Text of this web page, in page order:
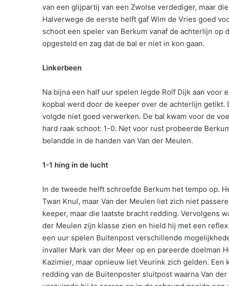
van een glijpartij van een Zwolse verdediger, maar
Halverwege de eerste helft gaf Wim de Vries goed
schoot een speler van Berkum vanaf de achterlijn op
opgesteld en zag dat de bal er niet in kon gaan.
Linkerbeen
Na bijna een half uur spelen legde Rolf Dijk aan voor
kopbal werd door de keeper over de achterlijn
volgde niet goed verwerken. De bal kwam voor de
hard raak schoot: 1-0. Net voor rust probeerde
belandde in de handen van Van der Meulen.
1-1 hing in de lucht
In de tweede helft schroefde Berkum het tempo op.
Twan Knul, maar Van der Meulen liet zich niet
keeper, maar die laatste bracht redding. Vervolgens
der Meulen zijn klasse zien en hield hij met een
een uur spelen Buitenpost verschillende
invaller Mark van der Meer op en pareerde doelman
Kazimier, maar opnieuw liet Veurink zich gelden.
redding van de Buitenposter sluitpost waarna Van